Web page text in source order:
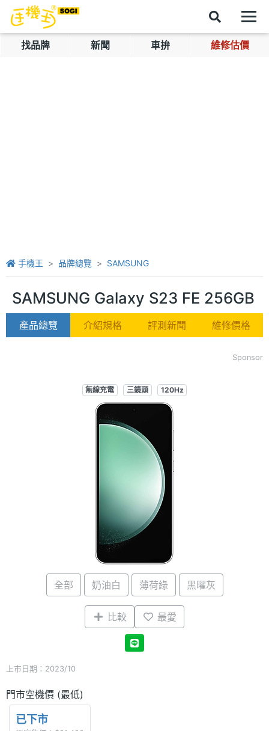
找品牌 新聞 車拚 維修估價
手機王 品牌總覽 SAMSUNG
SAMSUNG Galaxy S23 FE 256GB
產品總覽 介紹規格 評測新聞 維修價格
Sponsor
無線充電 三鏡頭 120Hz
全部 奶油白 薄荷綠 黑曜灰
比較 最愛
上市日期：2023/10
門市空機價 (最低)
已下市